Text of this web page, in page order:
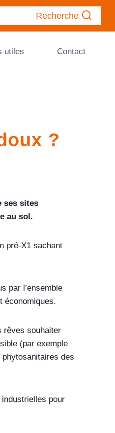
Recherche
utiles Contact
?
ses sites
au sol.
pré-X1 sachant
par l’ensemble
économiques.
rêves souhaiter
(par exemple
des
pour